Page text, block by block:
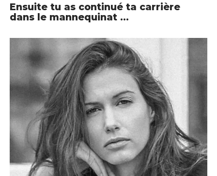
Ensuite tu as continué ta carrière
dans le mannequinat …